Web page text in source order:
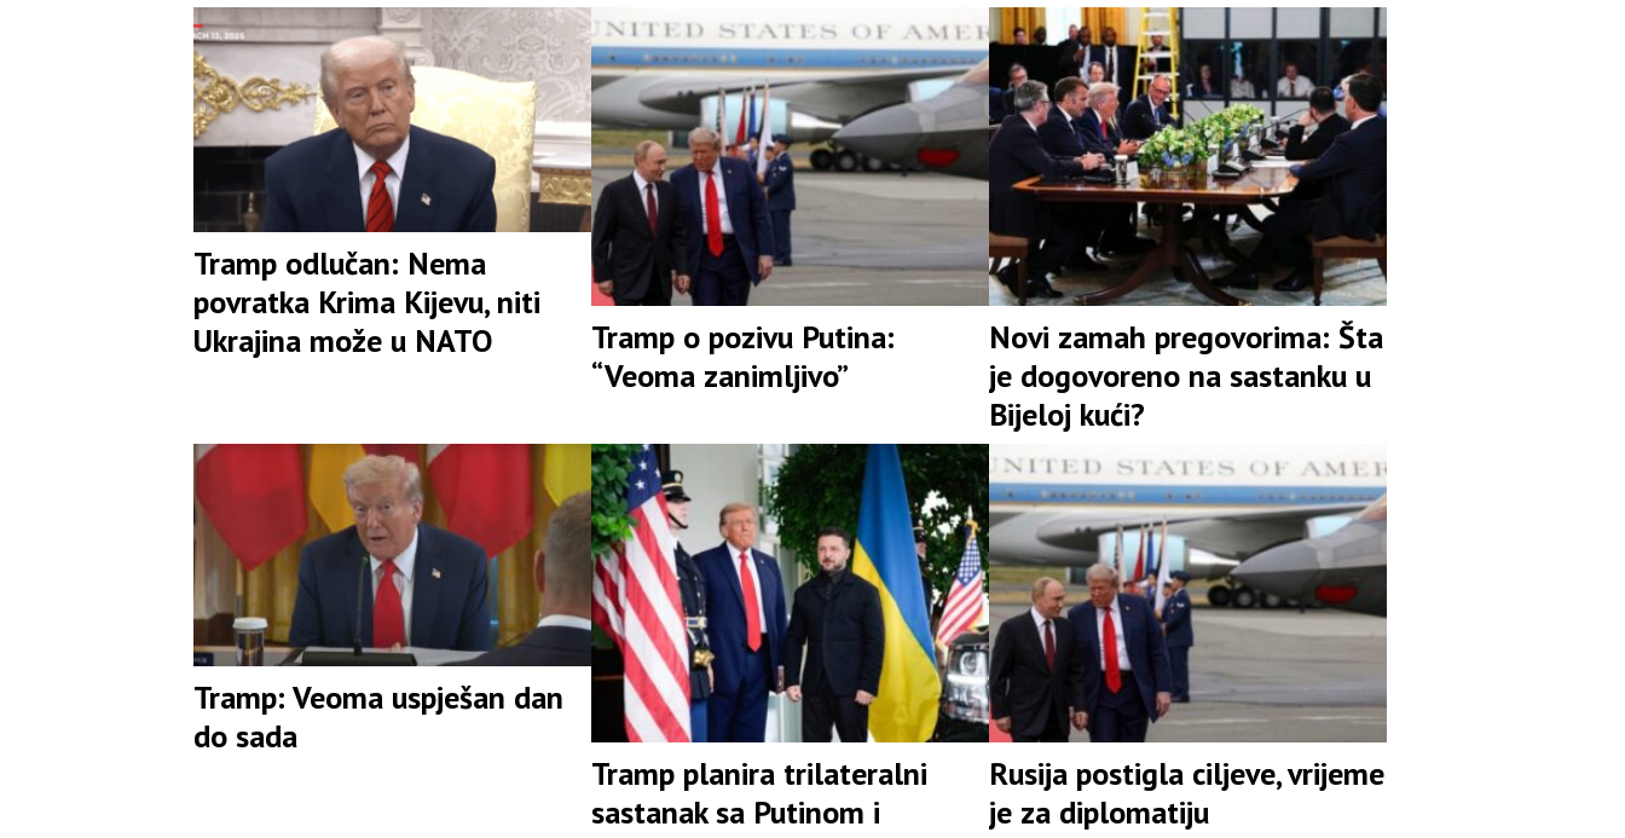
Tramp odlučan: Nema
povratka Krima Kijevu, niti
Ukrajina može u NATO
Tramp o pozivu Putina:
“Veoma zanimljivo”
Novi zamah pregovorima: Šta
je dogovoreno na sastanku u
Bijeloj kući?
Tramp: Veoma uspješan dan
do sada
Tramp planira trilateralni
sastanak sa Putinom i
Rusija postigla ciljeve, vrijeme
je za diplomatiju